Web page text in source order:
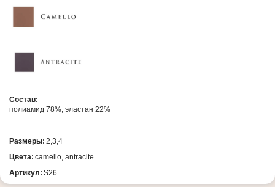
Состав:
полиамид 78%, эластан 22%
Размеры: 2,3,4
Цвета: camello, antracite
Артикул: S26